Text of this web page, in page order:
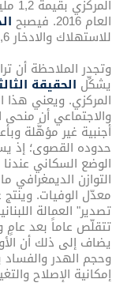
العام 2016. فيصبح
للاستهلاك والادخار 54,6 مليار دولار.
وتجدر الملاحظة أن
يشكِّل الحقيقة
المركزي. ويعني هذا
والاجتماعي أن منحى
أجنبية غير مؤهَّلة
حدوده القصوى؛ إذ
الوضع السكاني
التوازن
معدّل الوفيات.
تصدير" العمالة
تتقلّص عاماً بعد
يضاف إلى ذلك أن
وحجم الهدر
إمكانية الإصلاح